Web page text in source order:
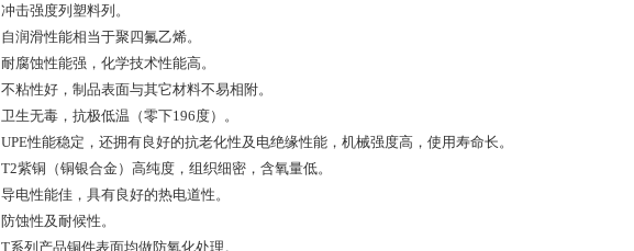
冲击强度列塑料列。
自润滑性能相当于聚四氟乙烯。
耐腐蚀性能强，化学技术性能高。
不粘性好，制品表面与其它材料不易相附。
卫生无毒，抗极低温（零下196度）。
UPE性能稳定，还拥有良好的抗老化性及电绝缘性能，机械强度高，使用寿命长。
T2紫铜（铜银合金）高纯度，组织细密，含氧量低。
导电性能佳，具有良好的热电道性。
防蚀性及耐候性。
T系列产品铜件表面均做防氧化处理。